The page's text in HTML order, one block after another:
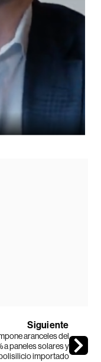
Siguiente
aranceles del
a paneles solares y
importado